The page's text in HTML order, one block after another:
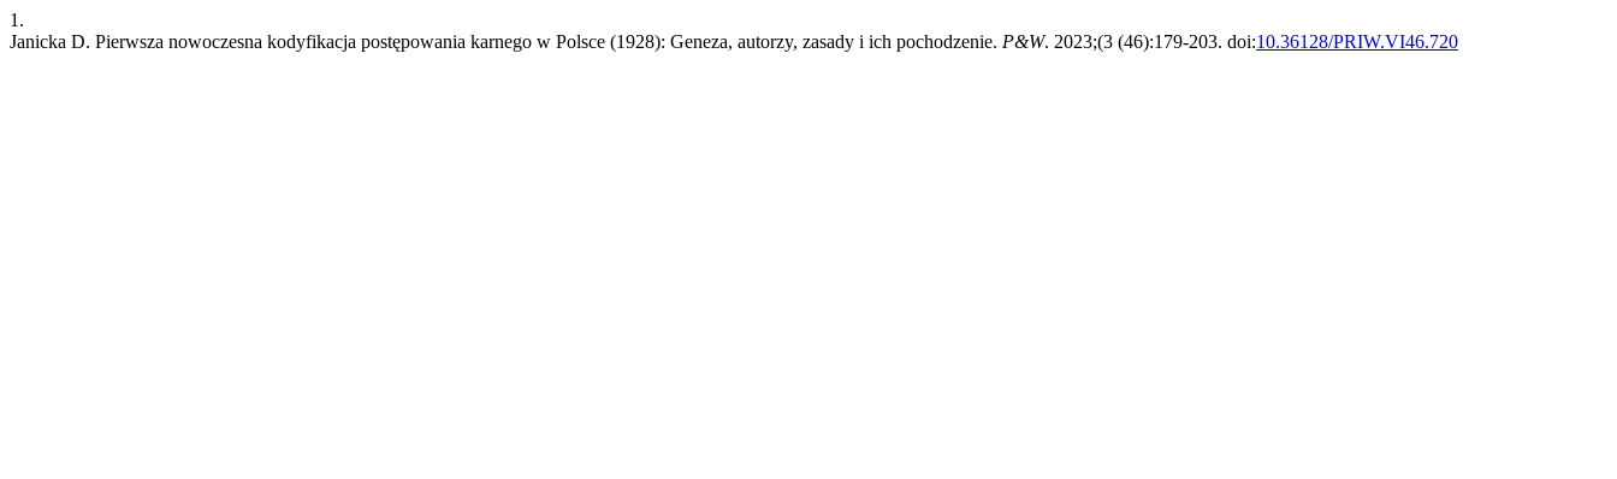
1.
Janicka D. Pierwsza nowoczesna kodyfikacja postępowania karnego w Polsce (1928): Geneza, autorzy, zasady i ich pochodzenie. P&W. 2023;(3 (46):179-203. doi:10.36128/PRIW.VI46.720